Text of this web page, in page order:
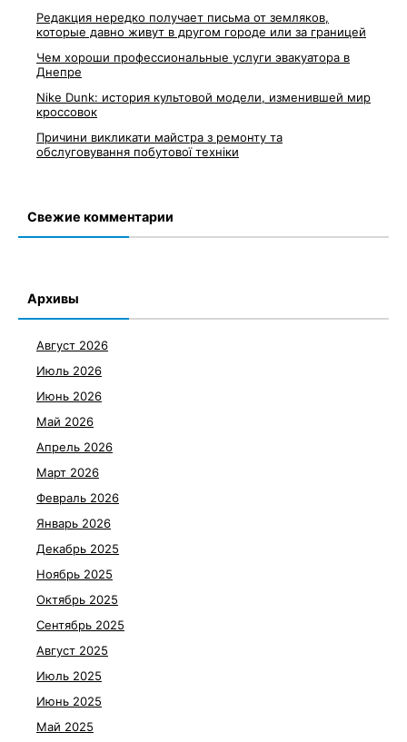
Редакция нередко получает письма от земляков,
которые давно живут в другом городе или за границей
Чем хороши профессиональные услуги эвакуатора в
Днепре
Nike Dunk: история культовой модели, изменившей мир
кроссовок
Причини викликати майстра з ремонту та
обслуговування побутової техніки
Свежие комментарии
Архивы
Август 2026
Июль 2026
Июнь 2026
Май 2026
Апрель 2026
Март 2026
Февраль 2026
Январь 2026
Декабрь 2025
Ноябрь 2025
Октябрь 2025
Сентябрь 2025
Август 2025
Июль 2025
Июнь 2025
Май 2025